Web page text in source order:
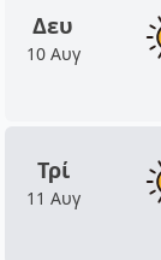
Δευ
10 Αυγ
Τρί
11 Αυγ